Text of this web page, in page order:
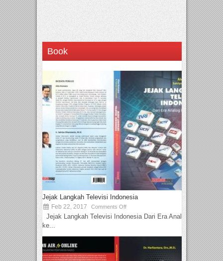
Book
Jejak Langkah Televisi Indonesia
Feb 22, 2017 Comments Off
Jejak Langkah Televisi Indonesia Dari Era Analog
ke...